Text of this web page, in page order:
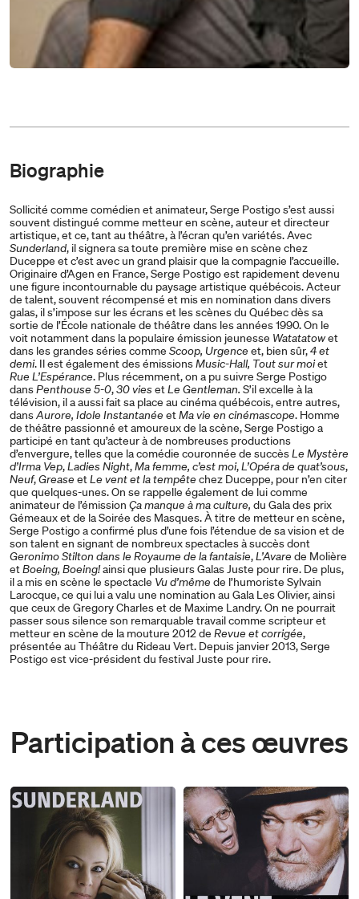
Biographie
Sollicité comme comédien et animateur, Serge Postigo s’est aussi
souvent distingué comme metteur en scène, auteur et directeur
artistique, et ce, tant au théâtre, à l’écran qu’en variétés. Avec
Sunderland, il signera sa toute première mise en scène chez
Duceppe et c’est avec un grand plaisir que la compagnie l’accueille.
Originaire d’Agen en France, Serge Postigo est rapidement devenu
une figure incontournable du paysage artistique québécois. Acteur
de talent, souvent récompensé et mis en nomination dans divers
galas, il s’impose sur les écrans et les scènes du Québec dès sa
sortie de l’École nationale de théâtre dans les années 1990. On le
voit notamment dans la populaire émission jeunesse Watatatowet
dans les grandes séries comme Scoop, Urgence et, bien sûr,4 et
demi. Il est également des émissionsMusic-Hall, Tout sur moiet
Rue L’Espérance. Plus récemment, on a pu suivre Serge Postigo
dansPenthouse 5-0,30 vies etLe Gentleman. S’il excelle à la
télévision, il a aussi fait sa place au cinéma québécois, entre autres,
dansAurore, Idole Instantanée etMa vie en cinémascope. Homme
de théâtre passionné et amoureux de la scène, Serge Postigo a
participé en tant qu’acteur à de nombreuses productions
d’envergure, telles que la comédie couronnée de succèsLe Mystère
d’Irma Vep,Ladies Night,Ma femme, c’est moi,L’Opéra de quat’sous,
Neuf,Grease etLe vent et la tempête chez Duceppe, pour n’en citer
que quelques-unes. On se rappelle également de lui comme
animateur de l’émission Ça manque à ma culture, du Gala des prix
Gémeaux et de la Soirée des Masques. À titre de metteur en scène,
Serge Postigo a confirmé plus d’une fois l’étendue de sa vision et de
son talent en signant de nombreux spectacles à succès dont
Geronimo Stilton dans le Royaume de la fantaisie,L’Avare de Molière
etBoeing, Boeing!ainsi que plusieurs Galas Juste pour rire. De plus,
il a mis en scène le spectacle Vu d’même de l’humoriste Sylvain
Larocque, ce qui lui a valu une nomination au Gala Les Olivier, ainsi
que ceux de Gregory Charles et de Maxime Landry. On ne pourrait
passer sous silence son remarquable travail comme scripteur et
metteur en scène de la mouture 2012 de Revue et corrigée,
présentée au Théâtre du Rideau Vert. Depuis janvier 2013, Serge
Postigo est vice-président du festival Juste pour rire.
Participation à ces œuvres